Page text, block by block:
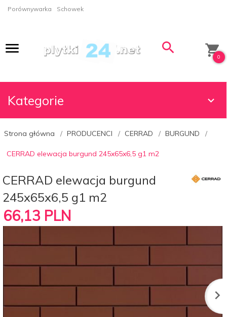
Porównywarka Schowek
0
Kategorie
Strona główna PRODUCENCI CERRAD BURGUND
CERRAD elewacja burgund 245x65x6,5 g1 m2
CERRAD elewacja burgund
245x65x6,5 g1 m2
66,13 PLN